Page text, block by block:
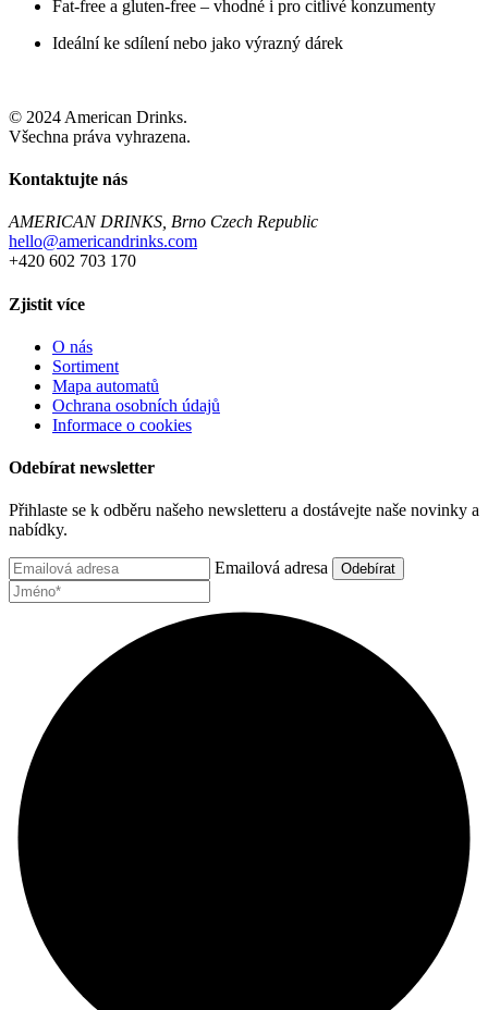
Fat‑free a gluten‑free – vhodné i pro citlivé konzumenty
Ideální ke sdílení nebo jako výrazný dárek
© 2024 American Drinks.
Všechna práva vyhrazena.
Kontaktujte nás
AMERICAN DRINKS, Brno Czech Republic
hello@americandrinks.com
+420 602 703 170
Zjistit více
O nás
Sortiment
Mapa automatů
Ochrana osobních údajů
Informace o cookies
Odebírat newsletter
Přihlaste se k odběru našeho newsletteru a dostávejte naše novinky a
nabídky.
Emailová adresa